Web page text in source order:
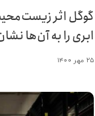
گوگل اثر
ابری را به آن‌ها
۲۵ مهر ۱۴۰۰